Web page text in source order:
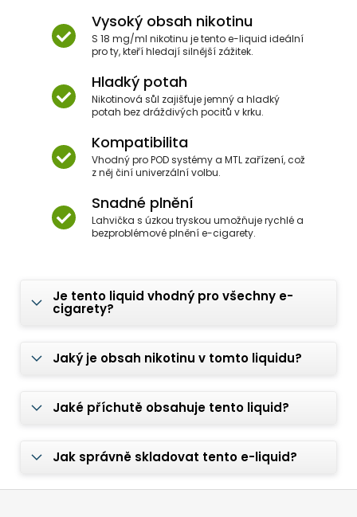
Vysoký obsah nikotinu
S 18 mg/ml nikotinu je tento e-liquid ideální
pro ty, kteří hledají silnější zážitek.
Hladký potah
Nikotinová sůl zajišťuje jemný a hladký
potah bez dráždivých pocitů v krku.
Kompatibilita
Vhodný pro POD systémy a MTL zařízení, což
z něj činí univerzální volbu.
Snadné plnění
Lahvička s úzkou tryskou umožňuje rychlé a
bezproblémové plnění e-cigarety.
Je tento liquid vhodný pro všechny e-
cigarety?
Jaký je obsah nikotinu v tomto liquidu?
Jaké příchutě obsahuje tento liquid?
Jak správně skladovat tento e-liquid?
Z